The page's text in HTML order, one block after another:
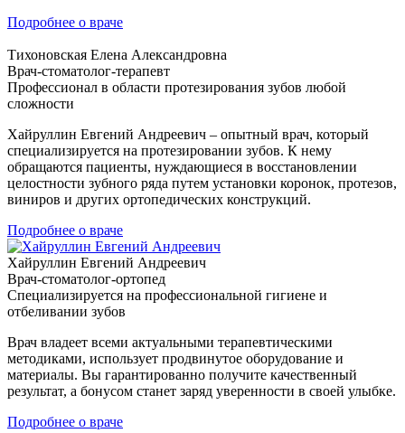
Подробнее о враче
Тихоновская Елена Александровна
Врач-стоматолог-терапевт
Профессионал в области протезирования зубов любой
сложности
Хайруллин Евгений Андреевич – опытный врач, который
специализируется на протезировании зубов. К нему
обращаются пациенты, нуждающиеся в восстановлении
целостности зубного ряда путем установки коронок, протезов,
виниров и других ортопедических конструкций.
Подробнее о враче
Хайруллин Евгений Андреевич
Врач-стоматолог-ортопед
Специализируется на профессиональной гигиене и
отбеливании зубов
Врач владеет всеми актуальными терапевтическими
методиками, использует продвинутое оборудование и
материалы. Вы гарантированно получите качественный
результат, а бонусом станет заряд уверенности в своей улыбке.
Подробнее о враче